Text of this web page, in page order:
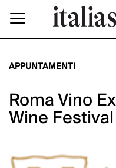
APPUNTAMENTI
Roma Vino
Wine Festival